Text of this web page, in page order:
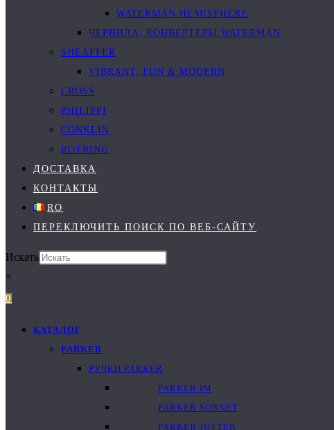
WATERMAN HEMISPHERE
ЧЕРНИЛА, КОНВЕРТЕРЫ WATERMAN
SHEAFFER
VIBRANT, FUN & MODERN
CROSS
PHILIPPI
CONKLIN
ROTRING
ДОСТАВКА
КОНТАКТЫ
RO
ПЕРЕКЛЮЧИТЬ ПОИСК ПО ВЕБ-САЙТУ
Искать
×
0
КАТАЛОГ
PARKER
РУЧКИ PARKER
PARKER IM
PARKER SONNET
PARKER JOTTER